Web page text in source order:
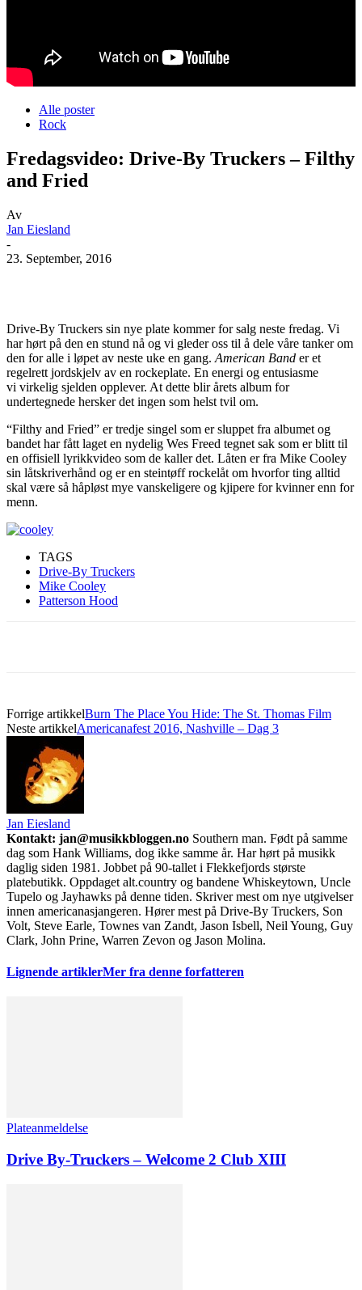
Alle poster
Rock
Fredagsvideo: Drive-By Truckers – Filthy
and Fried
Av
Jan Eiesland
-
23. September, 2016
Drive-By Truckers sin nye plate kommer for salg neste fredag. Vi
har hørt på den en stund nå og vi gleder oss til å dele våre tanker om
den for alle i løpet av neste uke en gang. American Band er et
regelrett jordskjelv av en rockeplate. En energi og entusiasme
vi virkelig sjelden opplever. At dette blir årets album for
undertegnede hersker det ingen som helst tvil om.
“Filthy and Fried” er tredje singel som er sluppet fra albumet og
bandet har fått laget en nydelig Wes Freed tegnet sak som er blitt til
en offisiell lyrikkvideo som de kaller det. Låten er fra Mike Cooley
sin låtskriverhånd og er en steintøff rockelåt om hvorfor ting alltid
skal være så håpløst mye vanskeligere og kjipere for kvinner enn for
menn.
TAGS
Drive-By Truckers
Mike Cooley
Patterson Hood
Forrige artikkelBurn The Place You Hide: The St. Thomas Film
Neste artikkelAmericanafest 2016, Nashville – Dag 3
Jan Eiesland
Kontakt: jan@musikkbloggen.no Southern man. Født på samme
dag som Hank Williams, dog ikke samme år. Har hørt på musikk
daglig siden 1981. Jobbet på 90-tallet i Flekkefjords største
platebutikk. Oppdaget alt.country og bandene Whiskeytown, Uncle
Tupelo og Jayhawks på denne tiden. Skriver mest om nye utgivelser
innen americanasjangeren. Hører mest på Drive-By Truckers, Son
Volt, Steve Earle, Townes van Zandt, Jason Isbell, Neil Young, Guy
Clark, John Prine, Warren Zevon og Jason Molina.
Lignende artiklerMer fra denne forfatteren
Plateanmeldelse
Drive By-Truckers – Welcome 2 Club XIII